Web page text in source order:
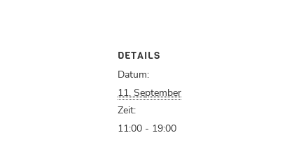
DETAILS
Datum:
11. September
Zeit:
11:00 - 19:00